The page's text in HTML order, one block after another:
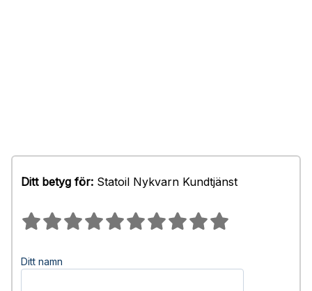
Ditt betyg för: Statoil Nykvarn Kundtjänst
Ditt namn